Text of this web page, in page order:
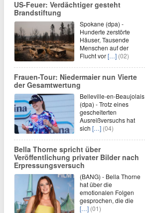
US-Feuer: Verdächtiger gesteht
Brandstiftung
Spokane (dpa) -
Hunderte zerstörte
Häuser, Tausende
Menschen auf der
Flucht vor[…] (02)
Frauen-Tour: Niedermaier nun Vierte
der Gesamtwertung
Belleville-en-Beaujolais
(dpa) - Trotz eines
gescheiterten
Ausreißversuchs hat
sich […] (04)
Bella Thorne spricht über
Veröffentlichung privater Bilder nach
Erpressungsversuch
(BANG) - Bella Thorne
hat über die
emotionalen Folgen
gesprochen, die die
[…] (01)